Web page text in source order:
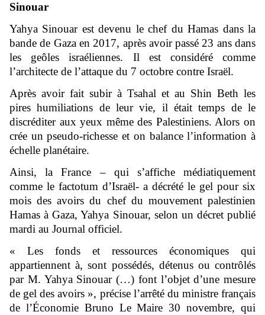
Sinouar
Yahya Sinouar est devenu le chef du Hamas dans la
bande de Gaza en 2017, après avoir passé 23 ans dans
les geôles israéliennes. Il est considéré comme
l’architecte de l’attaque du 7 octobre contre Israël.
Après avoir fait subir à Tsahal et au Shin Beth les
pires humiliations de leur vie, il était temps de le
discréditer aux yeux même des Palestiniens. Alors on
crée un pseudo-richesse et on balance l’information à
échelle planétaire.
Ainsi, la France – qui s’affiche médiatiquement
comme le factotum d’Israël- a décrété le gel pour six
mois des avoirs du chef du mouvement palestinien
Hamas à Gaza, Yahya Sinouar, selon un décret publié
mardi au Journal officiel.
« Les fonds et ressources économiques qui
appartiennent à, sont possédés, détenus ou contrôlés
par M. Yahya Sinouar (…) font l’objet d’une mesure
de gel des avoirs », précise l’arrêté du ministre français
de l’Économie Bruno Le Maire 30 novembre, qui